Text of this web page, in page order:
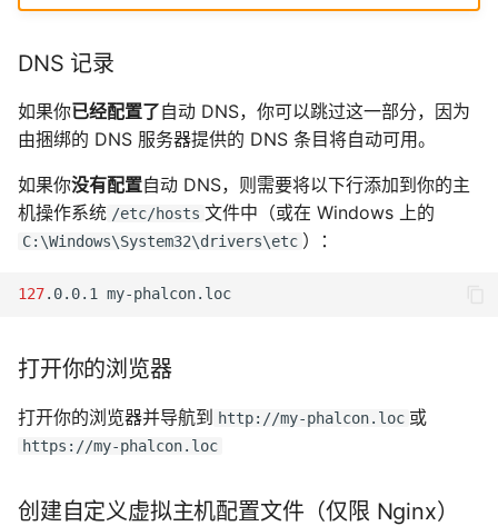
DNS 记录
如果你已经配置了自动 DNS，你可以跳过这一部分，因为
由捆绑的 DNS 服务器提供的 DNS 条目将自动可用。
如果你没有配置自动 DNS，则需要将以下行添加到你的主
机操作系统 /etc/hosts 文件中（或在 Windows 上的
C:\Windows\System32\drivers\etc ）：
127.0.0.1
打开你的浏览器
打开你的浏览器并导航到 http://my-phalcon.loc 或
https://my-phalcon.loc
创建自定义虚拟主机配置文件（仅限 Nginx）